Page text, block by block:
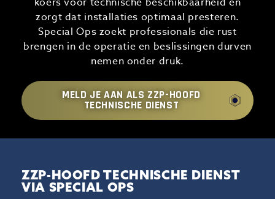
zorgt dat installaties optimaal presteren.
Special Ops zoekt professionals die rust
brengen in de operatie en beslissingen durven
nemen onder druk.
MELD JE AAN ALS ZZP-HOOFD
TECHNISCHE DIENST
ZZP-HOOFD TECHNISCHE DIENST
VIA SPECIAL OPS